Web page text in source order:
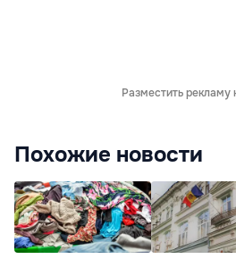
Разместить рекламу
Похожие новости